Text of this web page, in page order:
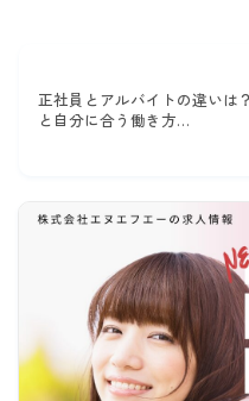
正社員とアルバイトの違いは
と自分に合う働き方…